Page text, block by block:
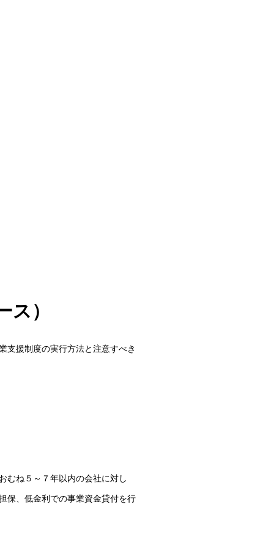
）
支援制度の実行方法と注意すべき
むね５～７年以内の会社に対し
保、低金利での事業資金貸付を行